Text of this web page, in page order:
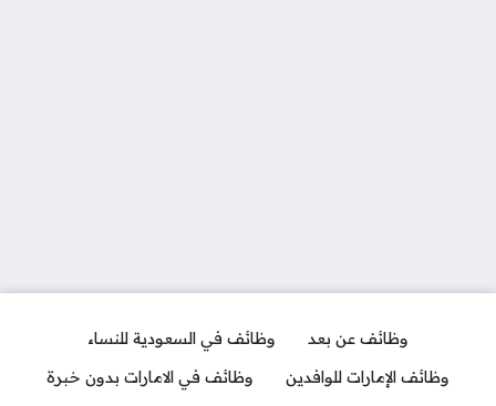
وظائف عن بعد
وظائف في السعودية للنساء
وظائف الإمارات للوافدين
وظائف في الامارات بدون خبرة